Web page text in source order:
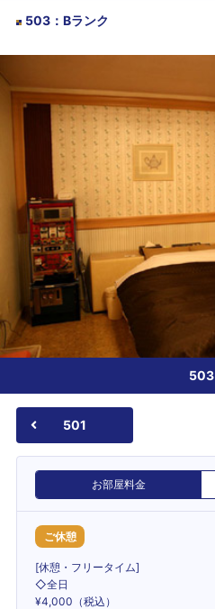
503 ： Bランク
503
501
お部屋料金
ご休憩
[休憩・フリータイム]
◇全日
¥4,000（税込）